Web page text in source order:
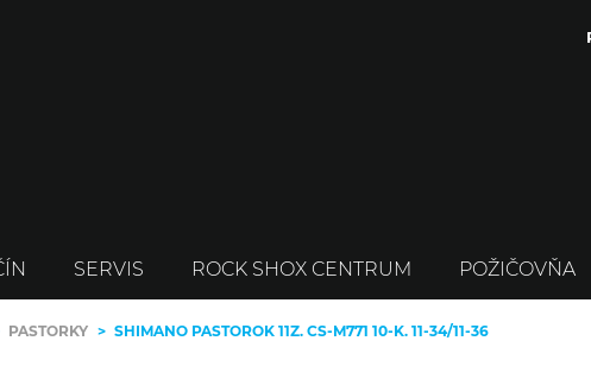
SERVIS ROCK SHOX CENTRUM POŽIČOVŇA
PASTORKY > SHIMANO PASTOROK 11Z. CS-M771 10-K. 11-34/11-36